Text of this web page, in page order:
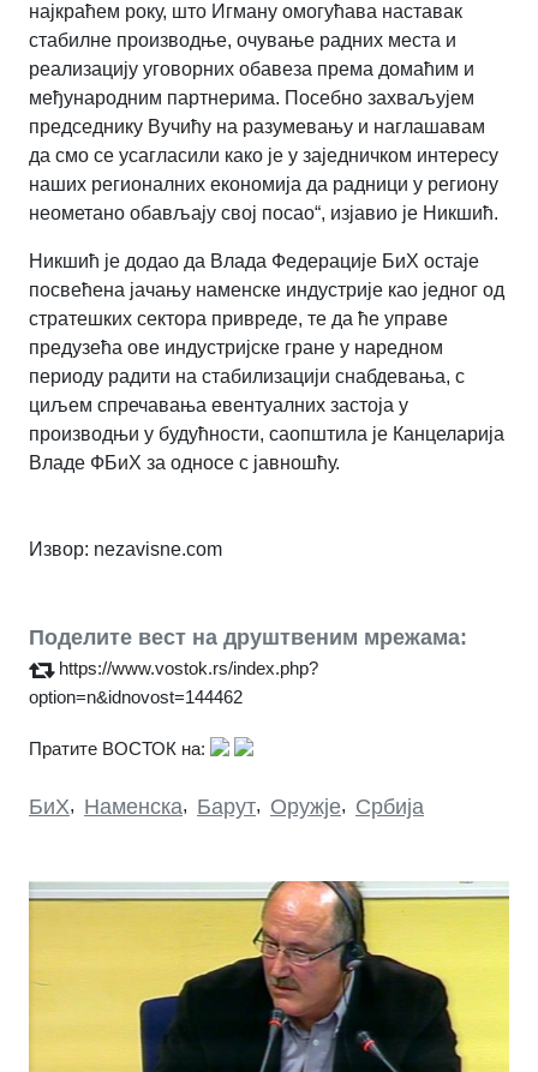
најкраћем року, што Игману омогућава наставак
стабилне производње, очување радних места и
реализацију уговорних обавеза према домаћим и
међународним партнерима. Посебно захваљујем
председнику Вучићу на разумевању и наглашавам
да смо се усагласили како је у заједничком интересу
наших регионалних економија да радници у региону
неометано обављају свој посао“, изјавио је Никшић.
Никшић је додао да Влада Федерације БиХ остаје
посвећена јачању наменске индустрије као једног од
стратешких сектора привреде, те да ће управе
предузећа ове индустријске гране у наредном
периоду радити на стабилизацији снабдевања, с
циљем спречавања евентуалних застоја у
производњи у будућности, саопштила је Канцеларија
Владе ФБиХ за односе с јавношћу.
Извор: nezavisne.com
Поделите вест на друштвеним мрежама:
https://www.vostok.rs/index.php?
option=n&idnovost=144462
Пратите ВОСТОК на:
БиХ, Наменска, Барут, Оружје, Србија